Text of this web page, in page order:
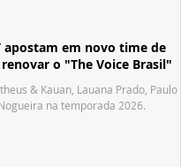
apostam em novo time de
o "The Voice Brasil"
& Kauan, Lauana Prado, Paulo
na temporada 2026.